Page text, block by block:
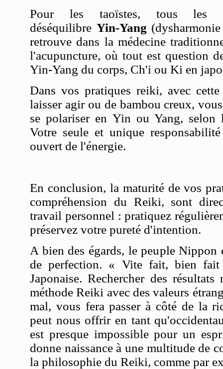
Pour les taoïstes, tous les
déséquilibre Yin-Yang
retrouve dans la médecine
l'acupuncture, où tout est question
Yin-Yang du corps, Ch'i ou Ki en
Dans vos pratiques reiki, avec
laisser agir ou de bambou creux,
se polariser en Yin ou Yang, selon
Votre seule et unique
ouvert de l'énergie.
En conclusion, la maturité de vos
compréhension du Reiki, sont
travail personnel : pratiquez
préservez votre pureté d'intention.
A bien des égards, le peuple Nippon
de perfection. « Vite fait, bien
Japonaise. Rechercher des
méthode Reiki avec des valeurs
mal, vous fera passer à côté de la
peut nous offrir en tant
est presque impossible pour un
donne naissance à une multitude de
la philosophie du Reiki, comme par